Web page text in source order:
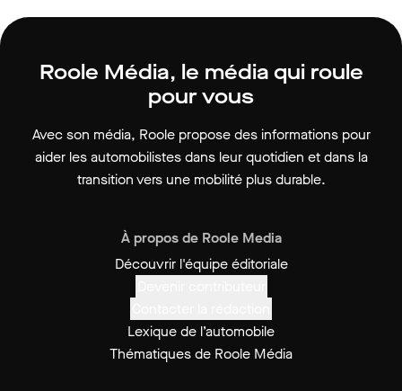
Roole Média, le média qui roule
pour vous
Avec son média, Roole propose des informations pour
aider les automobilistes dans leur quotidien et dans la
transition vers une mobilité plus durable.
À propos de Roole Media
Découvrir l'équipe éditoriale
Lexique de l’automobile
Thématiques de Roole Média